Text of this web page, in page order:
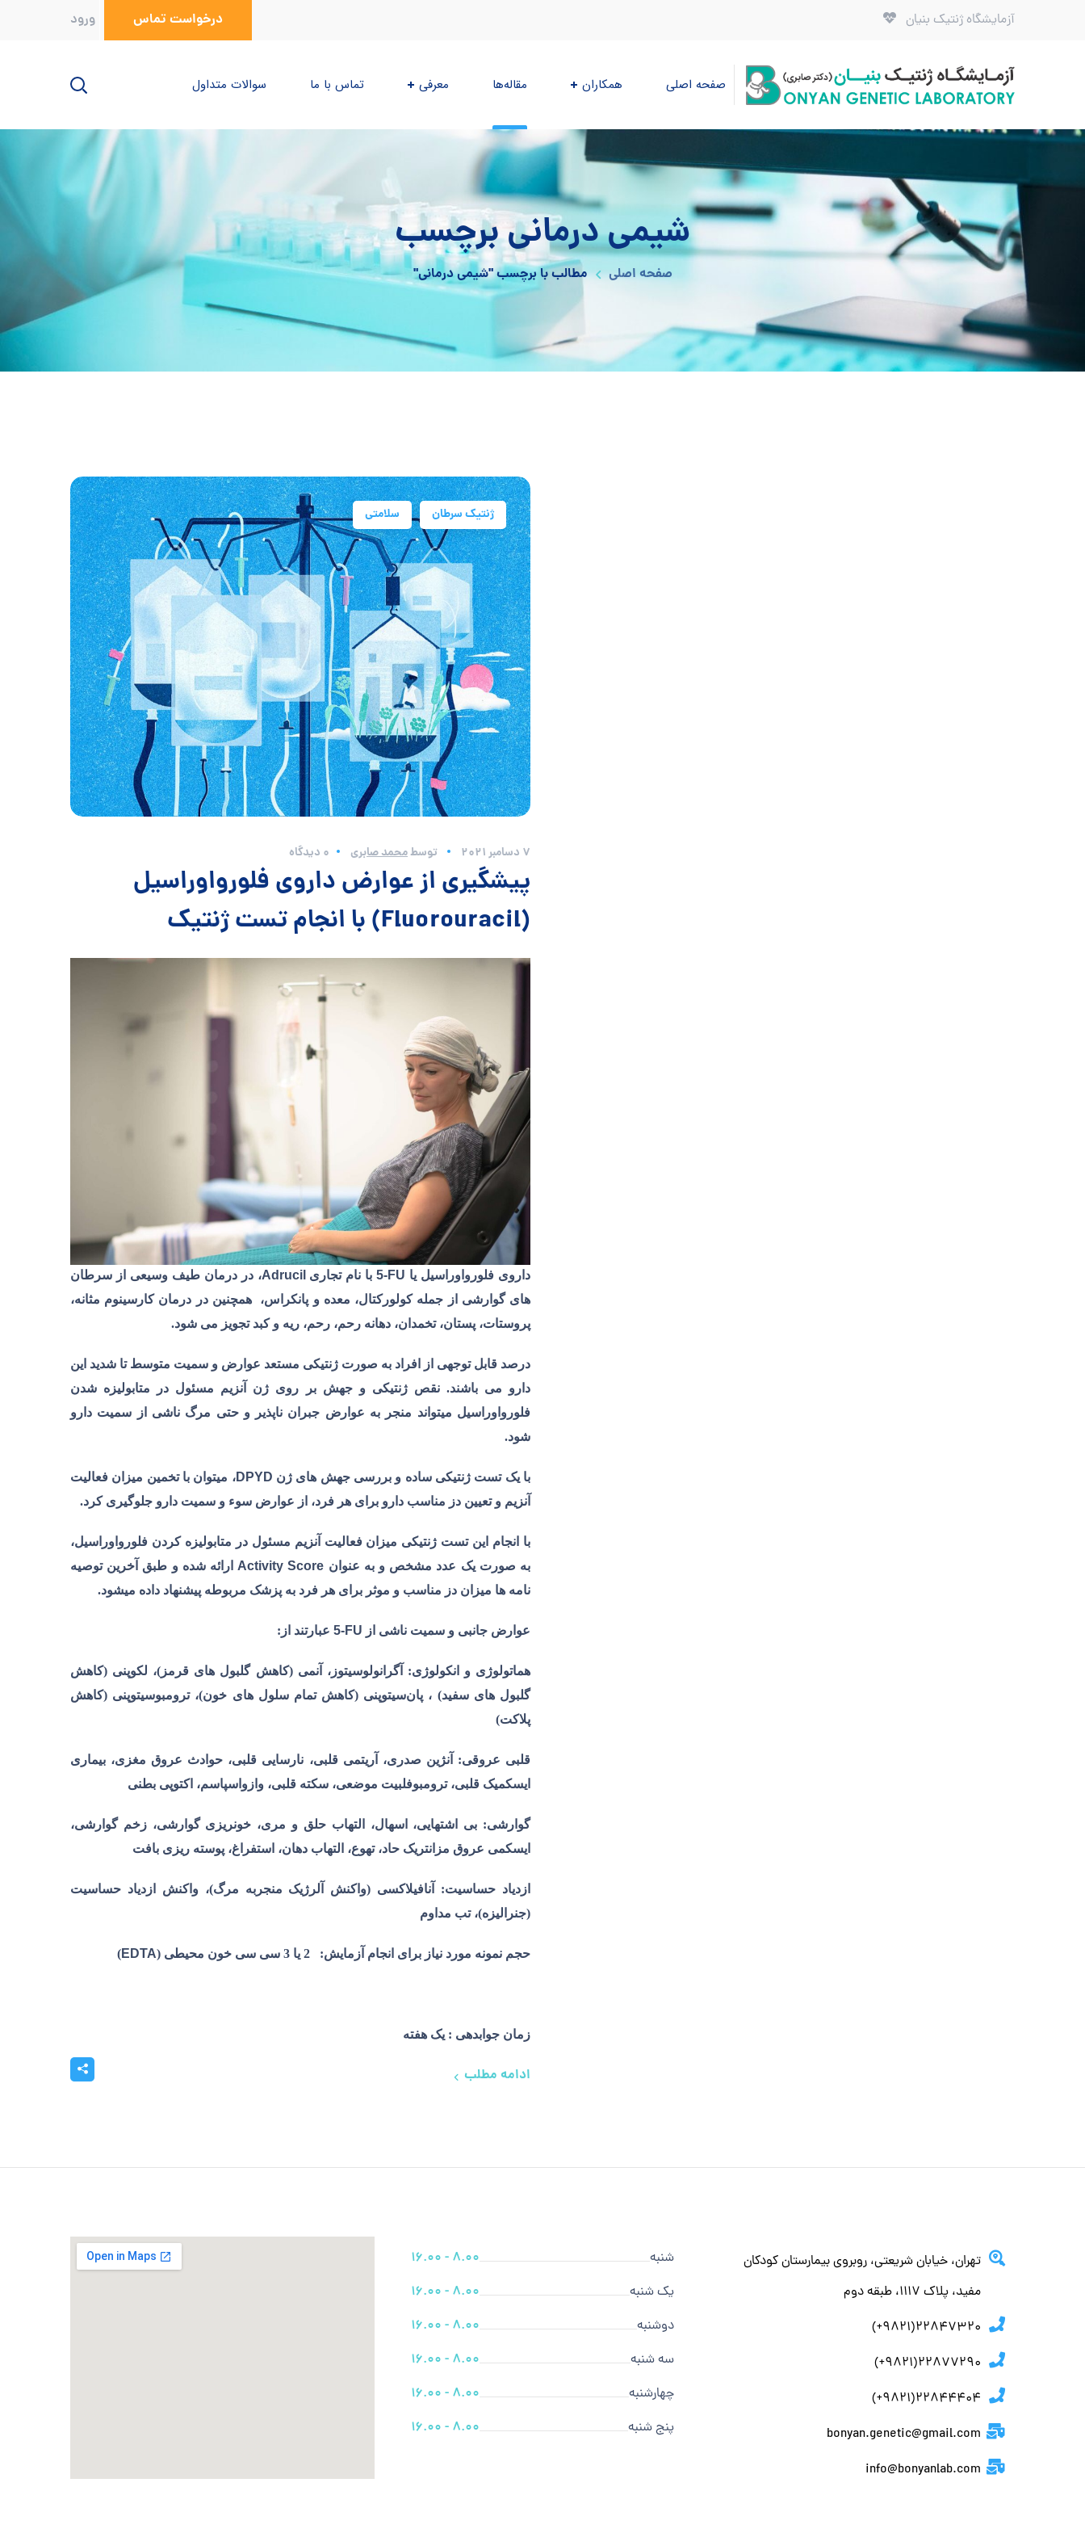
آزمایشگاه ژنتیک بنیان درخواست تماس ورود
صفحه اصلی همکاران مقاله‌ها معرفی تماس با ما سوالات متداول
شیمی درمانی برچسب
صفحه اصلی مطالب با برچسب "شیمی درمانی"
ژنتیک سرطان سلامتی
7 دسامبر 2021 توسطمحمد صابری 0 دیدگاه
پیشگیری از عوارض داروی فلورواوراسیل
(Fluorouracil) با انجام تست ژنتیک
داروی فلورواوراسیل یا 5-FUبا نام تجاری Adrucil، در درمان طیف وسیعی از سرطان
های گوارشی از جمله کولورکتال، معده و پانکراس، همچنین در درمان کارسینوم مثانه،
پروستات، پستان، تخمدان، دهانه رحم، رحم، ریه و کبد تجویز می شود.
درصد قابل توجهی از افراد به صورت ژنتیکی مستعد عوارض و سمیت متوسط تا شدید این
دارو می باشند. نقص ژنتیکی و جهش بر روی ژن آنزیم مسئول در متابولیزه شدن
فلورواوراسیل میتواند منجر به عوارض جبران ناپذیر و حتی مرگ ناشی از سمیت دارو
شود.
با یک تست ژنتیکی ساده و بررسی جهش های ژن DPYD، می­توان با تخمین میزان فعالیت
آنزیم و تعیین دز مناسب دارو برای هر فرد، از عوارض سوء و سمیت دارو جلوگیری کرد.
با انجام این تست ژنتیکی میزان فعالیت آنزیم مسئول در متابولیزه کردن فلورواوراسیل،
به صورت یک عدد مشخص و به عنوان Activity Score ارائه شده و طبق آخرین توصیه
نامه ها میزان دز مناسب و موثر برای هر فرد به پزشک مربوطه پیشنهاد داده می­شود.
عوارض جانبی و سمیت ناشی از 5-FU عبارتند از:
هماتولوژی و انکولوژی: آگرانولوسیتوز، آنمی (کاهش گلبول های قرمز)، لکوپنی (کاهش
گلبول های سفید) ، پان‌سیتوپنی (کاهش تمام سلول های خون)، ترومبوسیتوپنی (کاهش
پلاکت)
قلبی عروقی: آنژین صدری، آریتمی قلبی، نارسایی قلبی، حوادث عروق مغزی، بیماری
ایسکمیک قلبی، ترومبوفلبیت موضعی، سکته قلبی، وازواسپاسم، اکتوپی بطنی
گوارشی: بی اشتهایی، اسهال، التهاب حلق و مری، خونریزی گوارشی، زخم گوارشی،
ایسکمی عروق مزانتریک حاد، تهوع، التهاب دهان، استفراغ، پوسته ریزی بافت
ازدیاد حساسیت: آنافیلاکسی (واکنش آلرژیک منجربه مرگ)، واکنش ازدیاد حساسیت
(جنرالیزه)، تب مداوم
حجم نمونه مورد نیاز برای انجام آزمایش: EDTA
)
زمان جوابدهی : یک هفته
ادامه مطلب
تهران، خيابان شريعتي، روبروي بيمارستان كودكان
مفيد، پلاك ١١١٧، طبقه دوم
22847320(9821+)
22877290(9821+)
22844404(9821+)
bonyan.genetic@gmail.com
info@bonyanlab.com
شنبه
8.00 - 16.00
یک شنبه
8.00 - 16.00
دوشنبه
8.00 - 16.00
سه شنبه
8.00 - 16.00
چهارشنبه
8.00 - 16.00
پنج شنبه
8.00 - 16.00